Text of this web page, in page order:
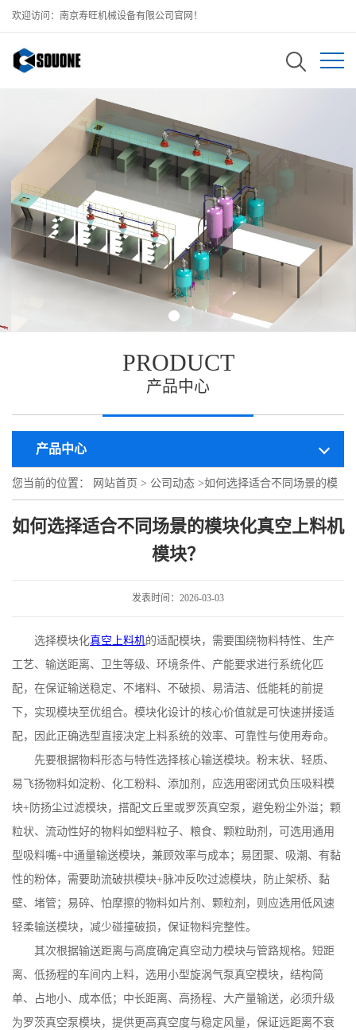
欢迎访问：南京寿旺机械设备有限公司官网！
PRODUCT
产品中心
产品中心
您当前的位置： 网站首页 > 公司动态 >如何选择适合不同场景的模
块化真空上料机模块？
如何选择适合不同场景的模块化真空上料机
模块？
发表时间：2026-03-03
选择模块化真空上料机的适配模块，需要围绕物料特性、生产
工艺、输送距离、卫生等级、环境条件、产能要求进行系统化匹
配，在保证输送稳定、不堵料、不破损、易清洁、低能耗的前提
下，实现模块至优组合。模块化设计的核心价值就是可快速拼接适
配，因此正确选型直接决定上料系统的效率、可靠性与使用寿命。
先要根据物料形态与特性选择核心输送模块。粉末状、轻质、
易飞扬物料如淀粉、化工粉料、添加剂，应选用密闭式负压吸料模
块+防扬尘过滤模块，搭配文丘里或罗茨真空泵，避免粉尘外溢；颗
粒状、流动性好的物料如塑料粒子、粮食、颗粒助剂，可选用通用
型吸料嘴+中通量输送模块，兼顾效率与成本；易团聚、吸潮、有黏
性的粉体，需要助流破拱模块+脉冲反吹过滤模块，防止架桥、黏
壁、堵管；易碎、怕摩擦的物料如片剂、颗粒剂，则应选用低风速
轻柔输送模块，减少碰撞破损，保证物料完整性。
其次根据输送距离与高度确定真空动力模块与管路规格。短距
离、低扬程的车间内上料，选用小型旋涡气泵真空模块，结构简
单、占地小、成本低；中长距离、高扬程、大产量输送，必须升级
为罗茨真空泵模块，提供更高真空度与稳定风量，保证远距离不衰